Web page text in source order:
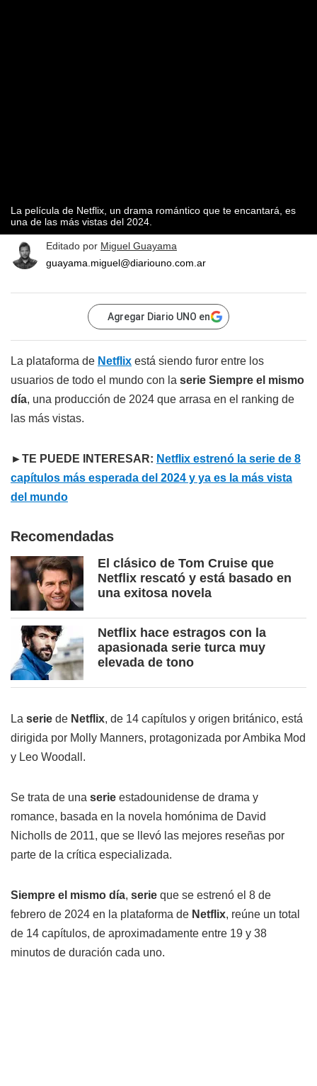
La película de Netflix, un drama romántico que te encantará, es
una de las más vistas del 2024.
Editado por Miguel Guayama
guayama.miguel@diariouno.com.ar
Agregar Diario UNO en
La plataforma de Netflix está siendo furor entre los
usuarios de todo el mundo con la serie Siempre el mismo
día, una producción de 2024 que arrasa en el ranking de
las más vistas.
►TE PUEDE INTERESAR: Netflix estrenó la serie de 8
capítulos más esperada del 2024 y ya es la más vista
del mundo
Recomendadas
El clásico de Tom Cruise que
Netflix rescató y está basado en
una exitosa novela
Netflix hace estragos con la
apasionada serie turca muy
elevada de tono
La serie de Netflix, de 14 capítulos y origen británico, está
dirigida por Molly Manners, protagonizada por Ambika Mod
y Leo Woodall.
Se trata de una serie estadounidense de drama y
romance, basada en la novela homónima de David
Nicholls de 2011, que se llevó las mejores reseñas por
parte de la crítica especializada.
Siempre el mismo día, serie que se estrenó el 8 de
febrero de 2024 en la plataforma de Netflix, reúne un total
de 14 capítulos, de aproximadamente entre 19 y 38
minutos de duración cada uno.